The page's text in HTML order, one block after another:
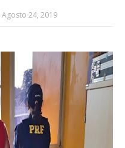
Agosto 24, 2019